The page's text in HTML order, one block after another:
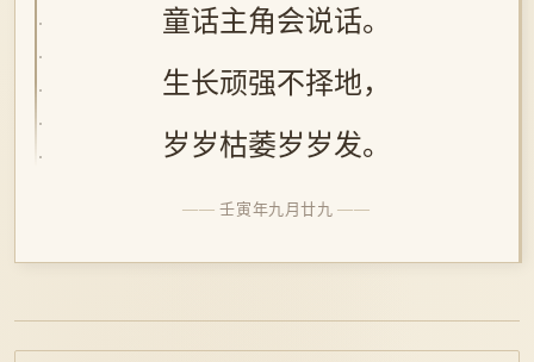
童话主角会说话。
生长顽强不择地，
岁岁枯萎岁岁发。
壬寅年九月廿九